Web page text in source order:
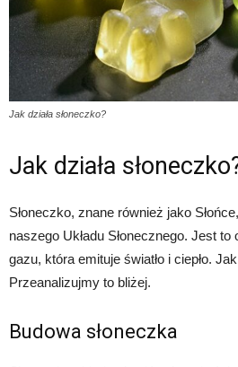
Jak działa słoneczko?
Jak działa
Słoneczko, znane również jako
naszego Układu Słonecznego. Jest
gazu, która emituje światło i ciepło.
Przeanalizujmy to bliżej.
Budowa słoneczka